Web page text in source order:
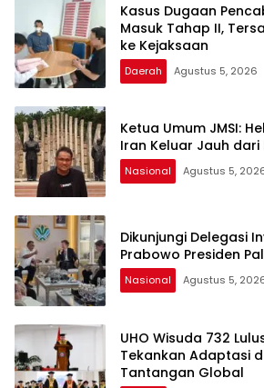
Kasus Dugaan
Masuk Tahap II,
ke Kejaksaan
Daerah Agustus 5, 2026
Ketua Umum JMSI:
Iran Keluar Jauh dari
Nasional Agustus 5,
Dikunjungi Delegasi
Prabowo Presiden
Nasional Agustus 5,
UHO Wisuda 732
Tekankan Adaptasi
Tantangan Global